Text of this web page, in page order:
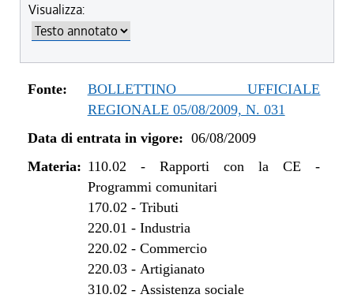
dal 28/10/2010 al 31/12/2010
dal 08/07/2010 al 27/10/2010
dal 01/01/2010 al 07/07/2010
dal 06/08/2009 al 31/12/2009
Visualizza:
Fonte:
BOLLETTINO UFFICIALE
REGIONALE 05/08/2009, N. 031
Data di entrata in vigore: 06/08/2009
Materia: 110.02 - Rapporti con la CE -
Programmi comunitari
170.02 - Tributi
220.01 - Industria
220.02 - Commercio
220.03- Artigianato
310.02 - Assistenza sociale